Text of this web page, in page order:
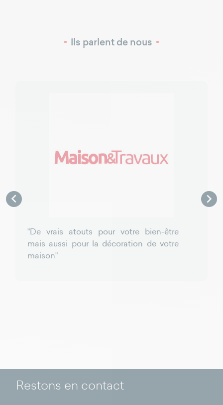
Ils parlent de nous

"De vrais atouts pour votre bien-être
mais aussi pour la décoration de votre
maison"

Restons en contact